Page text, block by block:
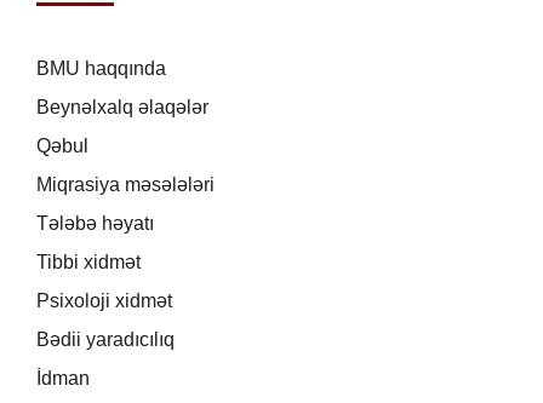
BMU haqqında
Beynəlxalq əlaqələr
Qəbul
Miqrasiya məsələləri
Tələbə həyatı
Tibbi xidmət
Psixoloji xidmət
Bədii yaradıcılıq
İdman